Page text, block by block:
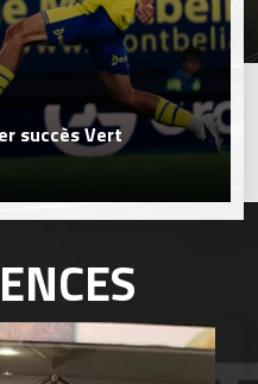
succès Vert